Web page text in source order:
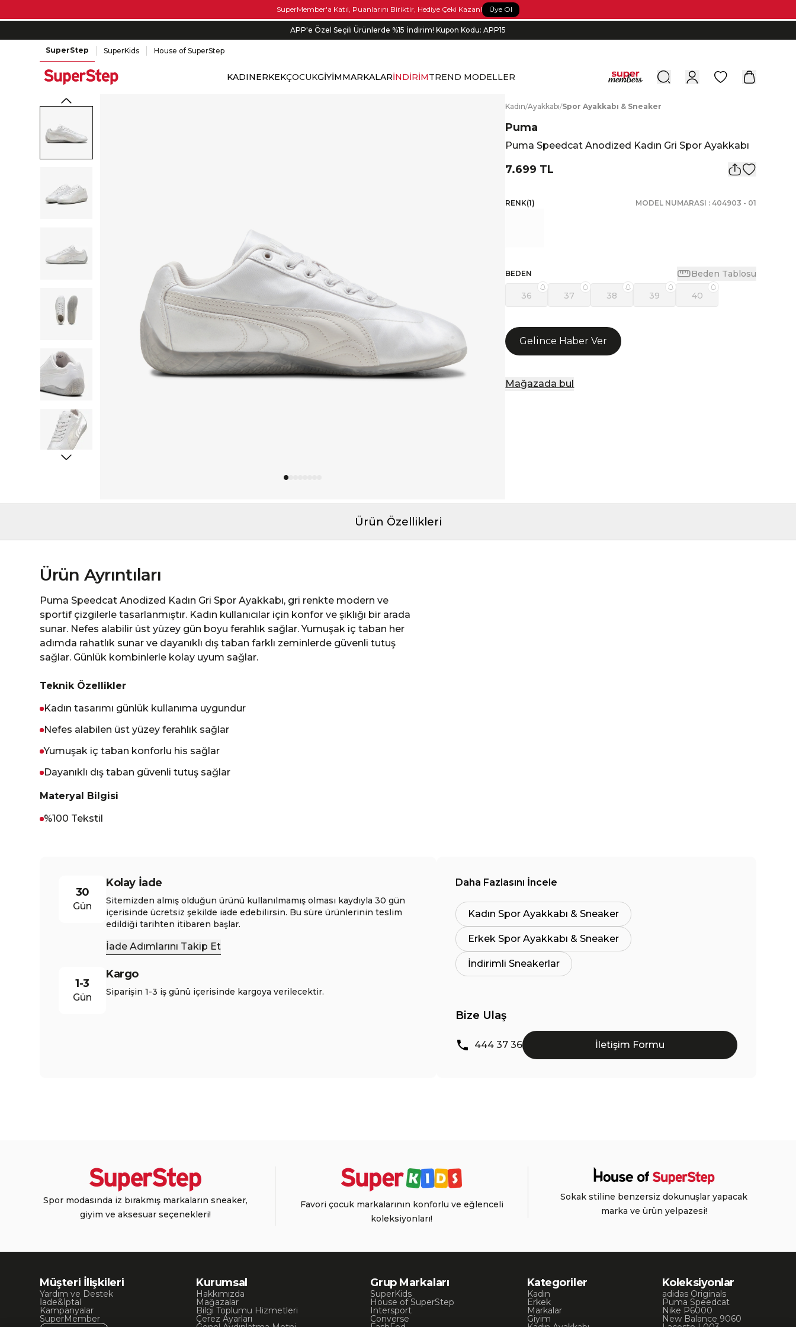
SuperMember'a Katıl, Puanlarını Biriktir, Hediye Çeki Kazan! Üye Ol
APP'e Özel Seçili Ürünlerde %15 İndirim! Kupon Kodu: APP15
SuperStep SuperKids House of SuperStep
KADINERKEKÇOCUKGİYİMMARKALARİNDİRİMTREND MODELLER 0
Kadın/Ayakkabı/Spor Ayakkabı & Sneaker
Puma
Puma Speedcat Anodized Kadın Gri Spor Ayakkabı
7.699 TL
RENK(1) MODEL NUMARASI : 404903 - 01
BEDEN Beden Tablosu
36 37 38 39 40
Gelince Haber Ver
Mağazada bul
Ürün Özellikleri
Ürün Ayrıntıları
Puma Speedcat Anodized Kadın Gri Spor Ayakkabı, gri renkte modern ve
sportif çizgilerle tasarlanmıştır. Kadın kullanıcılar için konfor ve şıklığı bir arada
sunar. Nefes alabilir üst yüzey gün boyu ferahlık sağlar. Yumuşak iç taban her
adımda rahatlık sunar ve dayanıklı dış taban farklı zeminlerde güvenli tutuş
sağlar. Günlük kombinlerle kolay uyum sağlar.
Teknik Özellikler
Kadın tasarımı günlük kullanıma uygundur
Nefes alabilen üst yüzey ferahlık sağlar
Yumuşak iç taban konforlu his sağlar
Dayanıklı dış taban güvenli tutuş sağlar
Materyal Bilgisi
%100 Tekstil
30
Gün
Kolay İade
Sitemizden almış olduğun ürünü kullanılmamış olması kaydıyla 30 gün
içerisinde ücretsiz şekilde iade edebilirsin. Bu süre ürünlerinin teslim
edildiği tarihten itibaren başlar.
İade Adımlarını Takip Et
1-3
Gün
Kargo
Siparişin 1-3 iş günü içerisinde kargoya verilecektir.
Daha Fazlasını İncele
Kadın Spor Ayakkabı & Sneaker
Erkek Spor Ayakkabı & Sneaker
İndirimli Sneakerlar
Bize Ulaş
444 37 36 İletişim Formu
Spor modasında iz bırakmış markaların sneaker,
giyim ve aksesuar seçenekleri!
Favori çocuk markalarının konforlu ve eğlenceli
koleksiyonları!
Sokak stiline benzersiz dokunuşlar yapacak
marka ve ürün yelpazesi!
Müşteri İlişkileri
Yardım ve Destek
İade&İptal
Kampanyalar
SuperMember
Kurumsal
Hakkımızda
Mağazalar
Bilgi Toplumu Hizmetleri
Çerez Ayarları
Grup Markaları
SuperKids
House of SuperStep
Intersport
Converse
Kategoriler
Kadın
Erkek
Markalar
Giyim
Koleksiyonlar
adidas Originals
Puma Speedcat
Nike P6000
New Balance 9060